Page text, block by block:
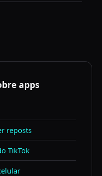
apps
reposts
TikTok